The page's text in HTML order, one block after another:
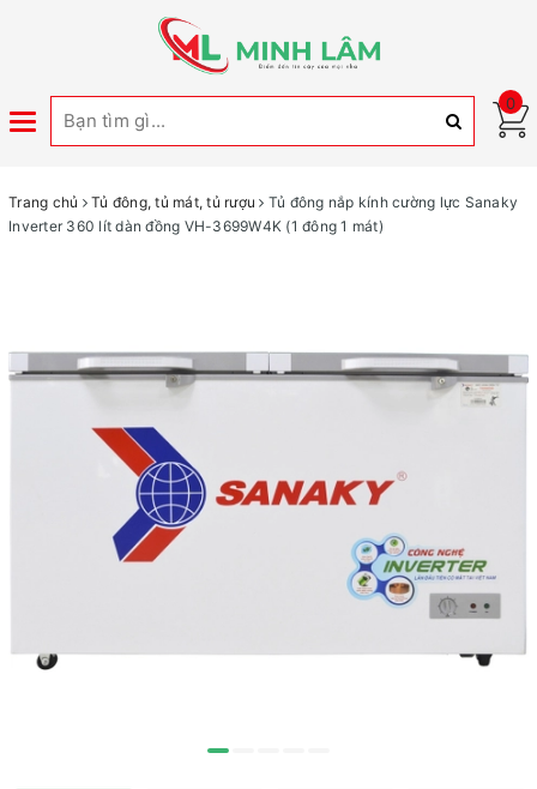
Toggle
0
Trang chủ Tủ đông, tủ mát, tủ rượu
Tủ đông nắp kính cường lực Sanaky
Inverter 360 lít dàn đồng VH-3699W4K (1 đông 1 mát)